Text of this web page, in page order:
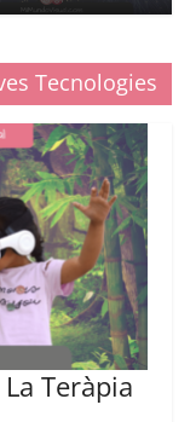
Tecnologies
Teràpia